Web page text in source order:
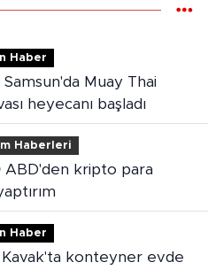
Haber
heyecanı başladı
Haberleri
ABD'den kripto para
Haber